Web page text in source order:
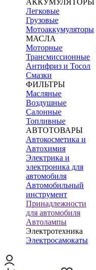
Легковые
Грузовые
Мотоаккумуляторы
МАСЛА
Моторные
Трансмиссионные
Антифриз и Тосол
Смазки
ФИЛЬТРЫ
Масляные
Воздушные
Салонные
Топливные
АВТОТОВАРЫ
Автокосметика и
Автохимия
Электрика и
электроника для
автомобиля
Автомобильный
инструмент
Принадлежности
для автомобиля
Автолампы
Электротехника
Электросамокаты